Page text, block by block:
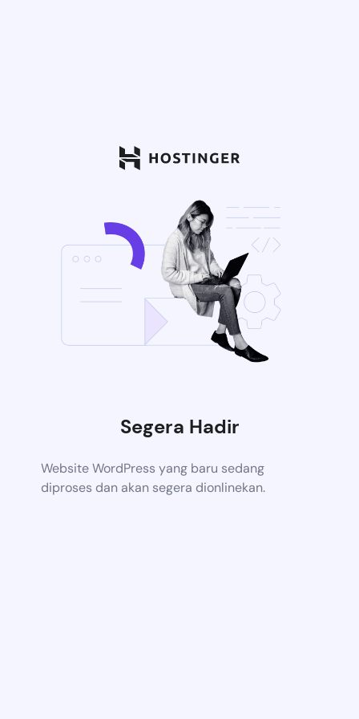
Segera Hadir
Website WordPress yang baru sedang
diproses dan akan segera dionlinekan.